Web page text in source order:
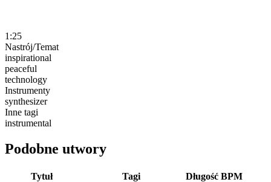
1:25
Nastrój/Temat
inspirational
peaceful
technology
Instrumenty
synthesizer
Inne tagi
instrumental
Podobne utwory
Tytuł Tagi Długość BPM